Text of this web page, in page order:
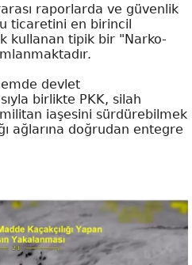
raporlarda ve güvenlik
ticaretini en birincil
kullanan tipik bir "Narko-
devlet
birlikte PKK, silah
iaşesini sürdürebilmek
ağlarına doğrudan entegre